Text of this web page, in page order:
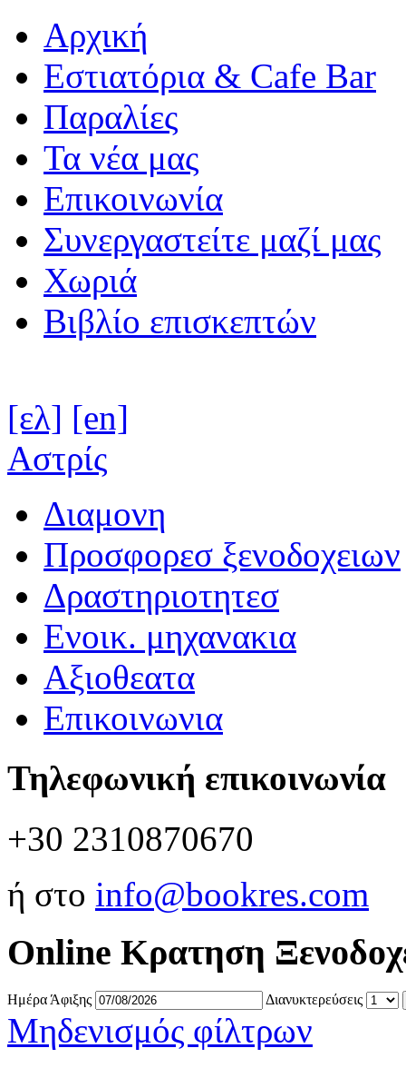
Αρχική
Εστιατόρια & Cafe Bar
Παραλίες
Τα νέα μας
Επικοινωνία
Συνεργαστείτε μαζί μας
Χωριά
Βιβλίο επισκεπτών
[ελ] [en]
Αστρίς
Διαμονη
Προσφορεσ ξενοδοχειων
Δραστηριοτητεσ
Ενοικ. μηχανακια
Αξιοθεατα
Επικοινωνια
Τηλεφωνική επικοινωνία
+30 2310870670
ή στο info@bookres.com
Online Κρατηση
Ημέρα Άφιξης Διανυκτερεύσεις
Μηδενισμός φίλτρων